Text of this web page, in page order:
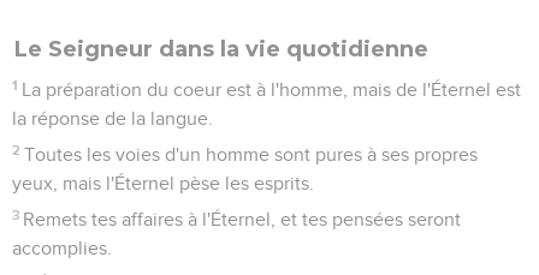
Le Seigneur dans la vie quotidienne
1 La préparation du coeur est à l'homme, mais de l'Éternel est
la réponse de la langue.
2 Toutes les voies d'un homme sont pures à ses propres
yeux, mais l'Éternel pèse les esprits.
3 Remets tes affaires à l'Éternel, et tes pensées seront
accomplies.